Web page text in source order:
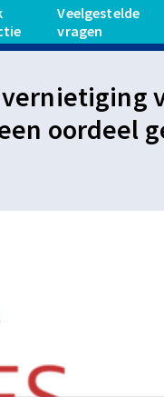
Veelgestelde
vragen
oordeel